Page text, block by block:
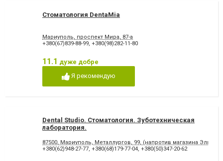
Стоматология DentaMia
Мариуполь, проспект Мира, 87-а
+380(67)839-88-99, +380(98)282-11-80
11.1 дуже добре
Я рекомендую
Dental Studio. Cтоматология. Зуботехническая
лаборатория.
87500, Мариуполь, Металлургов, 99, (напротив магазина
+380(62)948-27-77, +380(68)179-77-04, +380(50)347-20-62